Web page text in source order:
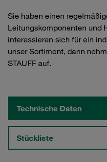
Sie haben einen
Leitungskomponenten und
interessieren sich für ein
unser Sortiment, dann
STAUFF auf.
Technische Daten
Stückliste